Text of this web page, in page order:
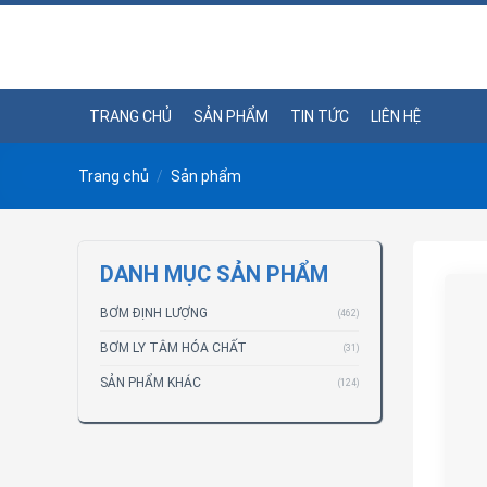
Skip
TRANG CHỦ SẢN PHẨM TIN TỨC LIÊN HỆ
Trang chủ / Sản phẩm
DANH MỤC SẢN PHẨM
BƠM ĐỊNH LƯỢNG (462)
BƠM LY TÂM HÓA CHẤT (31)
SẢN PHẨM KHÁC (124)